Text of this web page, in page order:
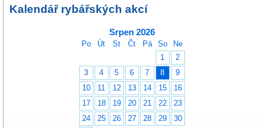
Kalendář rybářských akcí
Srpen 2026
Po Út St Čt Pá So
Ne
1
2
3
4 5 6 7 8
9
10
11 12 13 14 15
16
17
18 19 20 21 22
23
24
25 26 27 28 29
30